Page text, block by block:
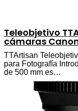
Teleobjetivo
cámaras
TTArtisan
para Fotografía
de 500 mm es…